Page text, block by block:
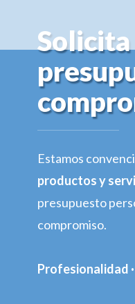
Estamos
productos y
presupuesto
compromiso.
Profesionalidad